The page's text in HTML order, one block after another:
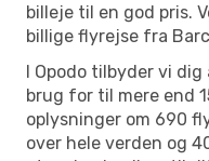
billeje til en god pris.
billige flyrejse fra
I Opodo tilbyder vi
brug for til mere end
oplysninger om 690
over hele verden og